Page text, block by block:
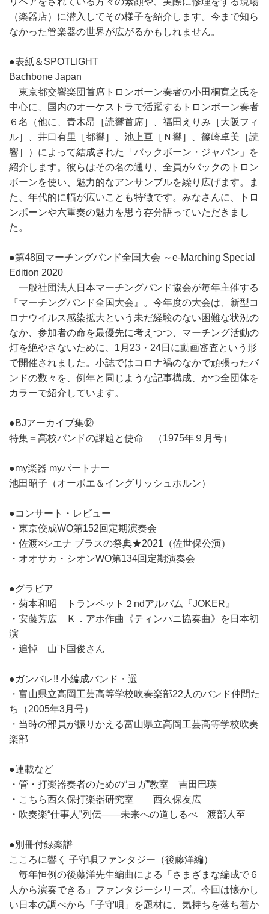
（楽器店）に潜入してその様子を紹介します。今まで知ら
なかった管楽器の世界が広がるかもしれません。
●表紙＆SPOTLIGHT
Bachbone Japan
東京都交響楽団首席トロンボーン奏者の小田桐寛之氏を
中心に、国内のオーケストラで活躍するトロンボーン奏者
６名（他に、青木昂［読響首席］、福田えりみ［大阪フィ
ル］、井口有里［都響］、池上亘［Ｎ響］、篠崎卓美［読
響］）によって結成された「バックボーン・ジャパン」を
紹介します。彼らはその名の通り、全員がバックのトロン
ボーンを使い、魅力的なアンサンブルを繰り広げます。ま
た、年代的に幅が広いことも特徴です。みなさんに、トロ
ンボーンや六重奏の魅力を思う存分語っていただきまし
た。
●第48回マーチングバンド全国大会 ～e-Marching Special
Edition 2020
一般社団法人日本マーチングバンド協会が毎年主催する
『マーチングバンド全国大会』。今年度の大会は、新型コ
ロナウイルス感染拡大という未だ経験のない困難な状況の
なか、参加者の命を最優先に考えつつ、マーチング活動の
灯を絶やさないために、1月23・24日に動画審査という形
で開催されました。小誌ではコロナ禍のなかで頑張ったバ
ンドの数々を、例年と同じような記事構成、かつ全団体を
カラーで紹介しています。
●BJアーカイブ集⑫
特集＝高校バンドの課題と使命 （1975年９月号）
●my楽器 myパートナー
池田昭子（オーボエ＆イングリッシュホルン）
●コンサート・レビュー
・東京佼成WO第152回定期演奏会
・佐渡×シエナ ブラスの祭典★2021（佐世保公演）
・オオサカ・シオンWO第134回定期演奏会
●グラビア
・菊本和昭 トランペット２ndアルバム『JOKER』
・安藤芳広 Ｋ．アホ作曲《ティンパニ協奏曲》を日本初
演
・追悼 山下国俊さん
●ガンバレ!! 小編成バンド・選
・富山県立高岡工芸高等学校吹奏楽部22人のバンド仲間た
ち（2005年3月号）
・当時の部員が振りかえる富山県立高岡工芸高等学校吹奏
楽部
●連載など
・管・打楽器奏者のための“ヨガ”教室 吉田巴瑛
・こちら西久保打楽器研究室 西久保友広
・吹奏楽“仕事人”列伝――未来への道しるべ 渡部人至
●別冊付録楽譜
こころに響く 子守唄ファンタジー（後藤洋編）
毎年恒例の後藤洋先生編曲による「さまざまな編成で６
人から演奏できる」ファンタジーシリーズ。今回は懐かし
い日本の調べから「子守唄」を題材に、気持ちを落ち着か